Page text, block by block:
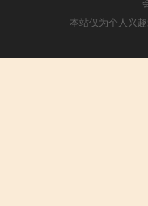
本站仅为个人兴